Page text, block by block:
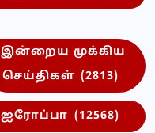
இன்றைய முக்கிய
செய்திகள் (2813)
ஐரோப்பா (12568)